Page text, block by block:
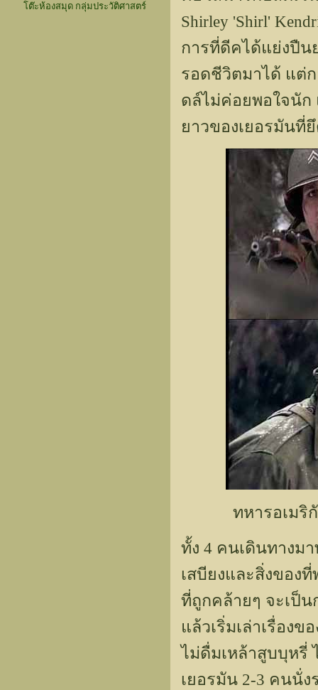
โต๊ะห้องสมุด กลุ่มประวัติศาสตร์
Shirley 'Shirl'
การที่ดีคได้แย่งปืน
รอดชีวิตมาได้ แต่
ดล์ไม่ค่อยพอใจนัก
ยาวของเยอรมันที่
ทหารอเมริ
ทั้ง 4 คนเดินทางม
เสบียงและสิ่งของ
ที่ถูกคล้ายๆ จะเป็
แล้วเริ่มเล่าเรื่อง
ไม่ดื่มเหล้าสูบบุห
เยอรมัน 2-3 คนนั่